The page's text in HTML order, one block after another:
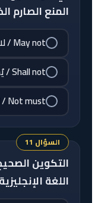
المنع الصارم
May not / لا يجوز
Shall not / يُحظر
Not must / لا يجب
السؤال 11
التكوين
اللغة